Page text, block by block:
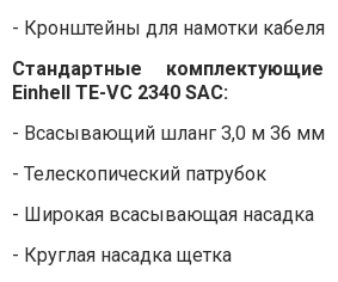
- Кронштейны для намотки кабеля
Стандартные комплектующие
Einhell TE-VC 2340 SAC:
- Всасывающий шланг 3,0 м 36 мм
- Телескопический патрубок
- Широкая всасывающая насадка
- Круглая насадка щетка